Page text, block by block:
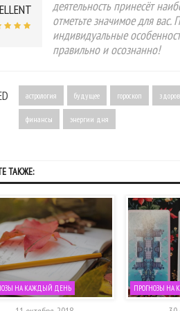
деятельность принесёт
отметьте значимое для
индивидуальные
правильно и осознанно!
астрология будущее гороскоп
финансы энергии дня
ТАКЖЕ:
НА КАЖДЫЙ ДЕНЬ ПРОГНОЗЫ НА